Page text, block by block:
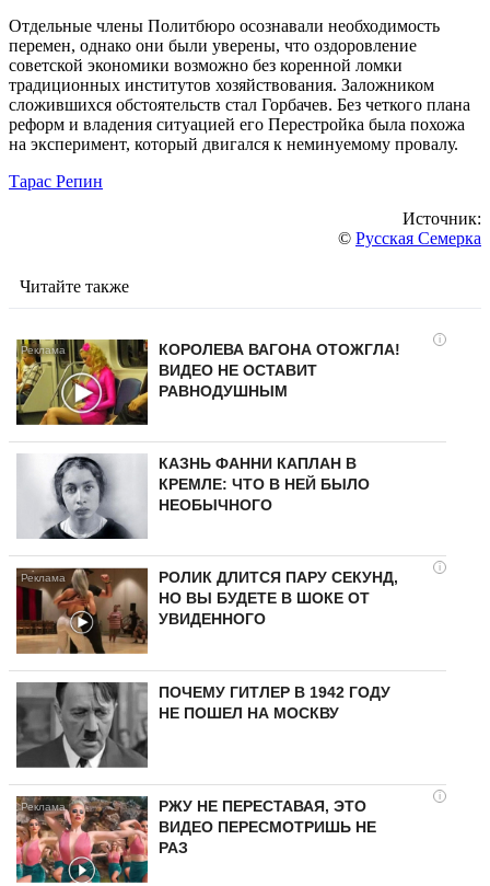
Отдельные члены Политбюро осознавали необходимость
перемен, однако они были уверены, что оздоровление
советской экономики возможно без коренной ломки
традиционных институтов хозяйствования. Заложником
сложившихся обстоятельств стал Горбачев. Без четкого плана
реформ и владения ситуацией его Перестройка была похожа
на эксперимент, который двигался к неминуемому провалу.
Тарас Репин
Источник:
© Русская Семерка
Читайте также
i
КОРОЛЕВА ВАГОНА ОТОЖГЛА!
ВИДЕО НЕ ОСТАВИТ
РАВНОДУШНЫМ
КАЗНЬ ФАННИ КАПЛАН В
КРЕМЛЕ: ЧТО В НЕЙ БЫЛО
НЕОБЫЧНОГО
i
РОЛИК ДЛИТСЯ ПАРУ СЕКУНД,
НО ВЫ БУДЕТЕ В ШОКЕ ОТ
УВИДЕННОГО
ПОЧЕМУ ГИТЛЕР В 1942 ГОДУ
НЕ ПОШЕЛ НА МОСКВУ
i
РЖУ НЕ ПЕРЕСТАВАЯ, ЭТО
ВИДЕО ПЕРЕСМОТРИШЬ НЕ
РАЗ